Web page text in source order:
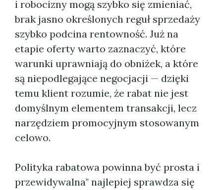
i robocizny mogą szybko się zmieniać,
brak jasno określonych reguł sprzedaży
szybko podcina rentowność. Już na
etapie oferty warto zaznaczyć, które
warunki uprawniają do obniżek, a które
są niepodlegające negocjacji — dzięki
temu klient rozumie, że rabat nie jest
domyślnym elementem transakcji, lecz
narzędziem promocyjnym stosowanym
celowo.
Polityka rabatowa powinna być prosta i
przewidywalna" najlepiej sprawdza się